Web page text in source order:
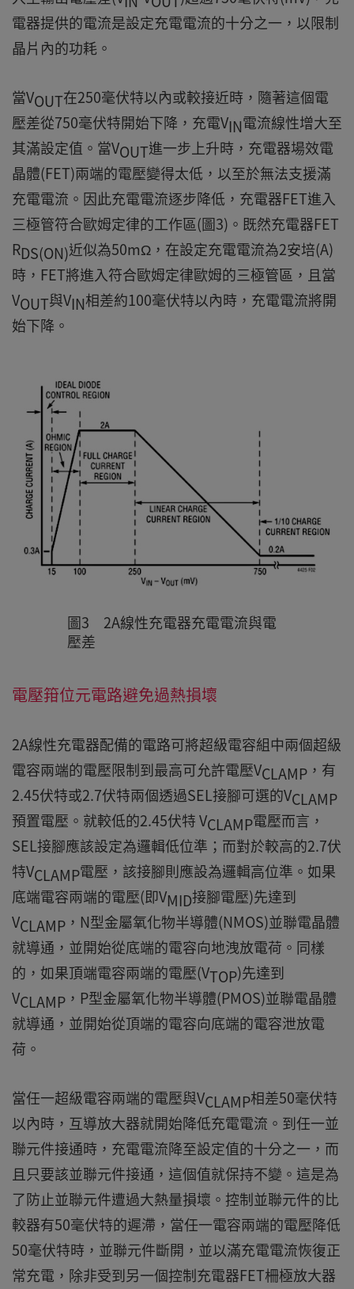
電器提供的電流是設定充電電流的十分之一，以限制
晶片內的功耗。
當VOUT在250毫伏特以內或較接近時，隨著這個電
壓差從750毫伏特開始下降，充電VIN電流線性增大至
其滿設定值。當VOUT進一步上升時，充電器場效電
晶體(FET)兩端的電壓變得太低，以至於無法支援滿
充電電流。因此充電電流逐步降低，充電器FET進入
三極管符合歐姆定律的工作區(圖3)。既然充電器FET
RDS(ON)近似為50mΩ，在設定充電電流為2安培(A)
時，FET將進入符合歐姆定律歐姆的三極管區，且當
VOUT與VIN相差約100毫伏特以內時，充電電流將開
始下降。
圖3 2A線性充電器充電電流與電
壓差
電壓箝位元電路避免過熱損壞
2A線性充電器配備的電路可將超級電容組中兩個超級
電容兩端的電壓限制到最高可允許電壓VCLAMP ，有
2.45伏特或2.7伏特兩個透過SEL接腳可選的VCLAMP
預置電壓。就較低的2.45伏特 VCLAMP電壓而言，
SEL接腳應該設定為邏輯低位準；而對於較高的2.7伏
特VCLAMP電壓，該接腳則應設為邏輯高位準。如果
底端電容兩端的電壓(即VMID接腳電壓)先達到
VCLAMP ，N型金屬氧化物半導體(NMOS)並聯電晶體
就導通，並開始從底端的電容向地洩放電荷。同樣
的，如果頂端電容兩端的電壓(VTOP)先達到
VCLAMP ，P型金屬氧化物半導體(PMOS)並聯電晶體
就導通，並開始從頂端的電容向底端的電容泄放電
荷。
當任一超級電容兩端的電壓與VCLAMP相差50毫伏特
以內時，互導放大器就開始降低充電電流。到任一並
聯元件接通時，充電電流降至設定值的十分之一，而
且只要該並聯元件接通，這個值就保持不變。這是為
了防止並聯元件遭過大熱量損壞。控制並聯元件的比
較器有50毫伏特的遲滯，當任一電容兩端的電壓降低
50毫伏特時，並聯元件斷開，並以滿充電電流恢復正
常充電，除非受到另一個控制充電器FET柵極放大器